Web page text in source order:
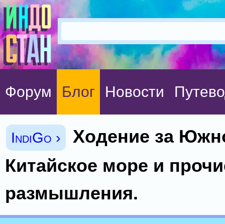
Форум Блог Новости
IndiGo ›
Ходение за
Китайское море и
размышления.